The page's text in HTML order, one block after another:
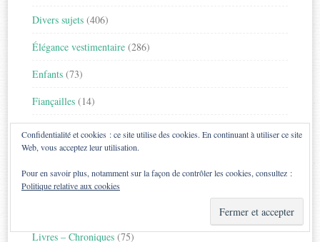
Divers sujets (406)
Élégance vestimentaire (286)
Enfants (73)
Fiançailles (14)
Galanterie(69)
International(27)
Les coulisses du blog(141)
Livres – Chroniques(75)
Confidentialité et cookies : ce site utilise des cookies. En continuant à utiliser ce site
Web, vous acceptez leur utilisation.
Pour en savoir plus, notamment sur la façon de contrôler les cookies, consultez :
Politique relative aux cookies